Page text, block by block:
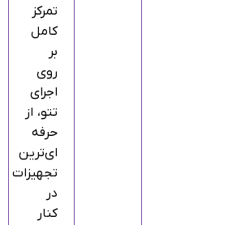
تمرکز
کامل
بر
روی
اجرای
تتو، از
حرفه‌
ای‌ترین
تجهیزات
در
کنار